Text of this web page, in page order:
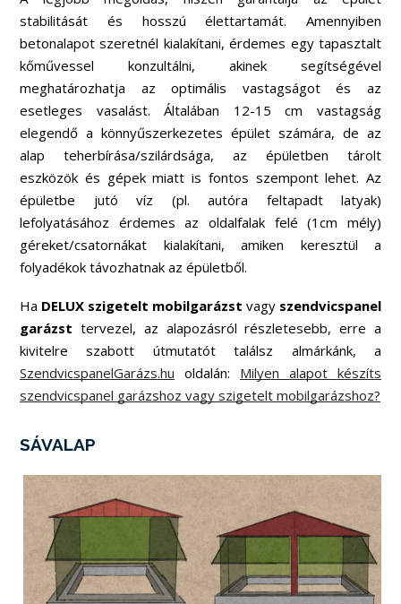
stabilitását és hosszú élettartamát. Amennyiben
betonalapot szeretnél kialakítani, érdemes egy tapasztalt
kőművessel konzultálni, akinek segítségével
meghatározhatja az optimális vastagságot és az
esetleges vasalást. Általában 12-15 cm vastagság
elegendő a könnyűszerkezetes épület számára, de az
alap teherbírása/szilárdsága, az épületben tárolt
eszközök és gépek miatt is fontos szempont lehet. Az
épületbe jutó víz (pl. autóra feltapadt latyak)
lefolyatásához érdemes az oldalfalak felé (1cm mély)
géreket/csatornákat kialakítani, amiken keresztül a
folyadékok távozhatnak az épületből.
Ha DELUX szigetelt mobilgarázst vagy szendvicspanel
garázst tervezel, az alapozásról részletesebb, erre a
kivitelre szabott útmutatót találsz almárkánk, a
SzendvicspanelGarázs.hu oldalán: Milyen alapot készíts
szendvicspanel garázshoz vagy szigetelt mobilgarázshoz?
SÁVALAP